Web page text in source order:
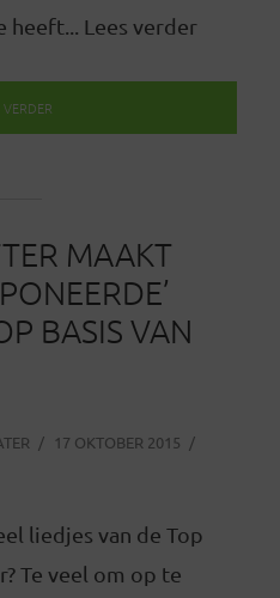
heeft... Lees verder
VERDER
MAAKT
BASIS VAN
17 OKTOBER 2015
liedjes van de Top
Te veel om op te